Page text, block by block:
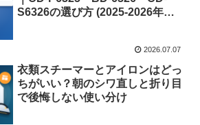
S6326の選び方 (2025-2026年モ
2026.07.07
衣類スチーマーとアイロンはどっ
ちがいい？朝のシワ直しと折り目
で後悔しない使い分け